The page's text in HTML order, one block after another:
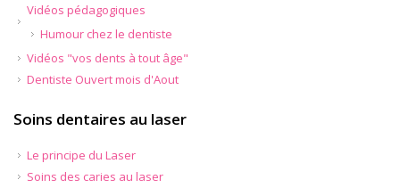
Vidéos pédagogiques
Humour chez le dentiste
Vidéos "vos dents à tout âge"
Dentiste Ouvert mois d'Aout
Soins dentaires au laser
Le principe du Laser
Soins des caries au laser